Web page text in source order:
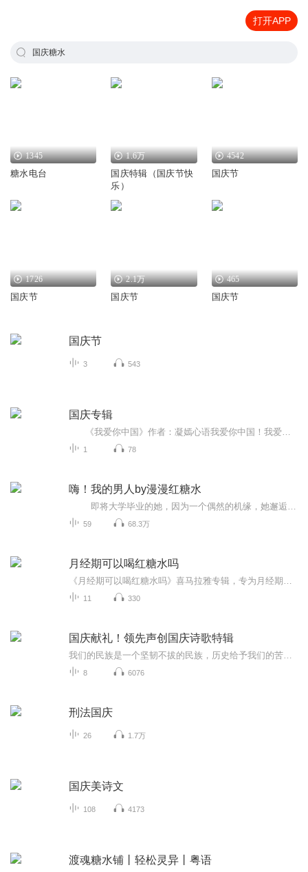
打开APP
国庆糖水
1345
糖水电台
1.6万
国庆特辑（国庆节快
乐）
4542
国庆节
1726
国庆节
2.1万
国庆节
465
国庆节
国庆节
3 543
国庆专辑
1 78
嗨！我的男人by漫漫红糖水
59 68.3万
月经期可以喝红糖水吗
11 330
国庆献礼！领先声创国庆诗歌特辑
8 6076
刑法国庆
26 1.7万
国庆美诗文
108 4173
渡魂糖水铺丨轻松灵异丨粤语